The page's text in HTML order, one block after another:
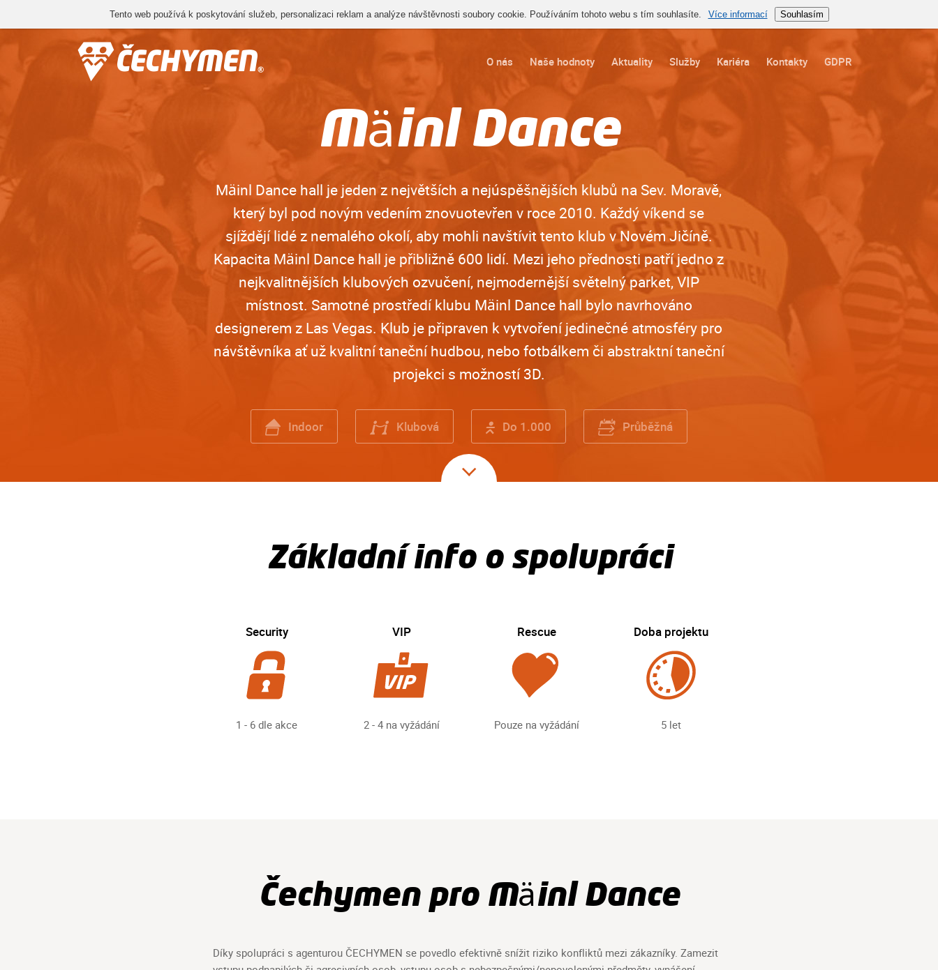
Tento web používá k poskytování služeb, personalizaci reklam a analýze návštěvnosti soubory cookie. Používáním tohoto webu s tím souhlasíte. Více informací Souhlasím
O nás Naše hodnoty Aktuality Služby Kariéra Kontakty GDPR
Mäinl Dance
Mäinl Dance hall je jeden z největších a nejúspěšnějších klubů na Sev. Moravě,
který byl pod novým vedením znovuotevřen v roce 2010. Každý víkend se
sjíždějí lidé z nemalého okolí, aby mohli navštívit tento klub v Novém Jičíně.
Kapacita Mäinl Dance hall je přibližně 600 lidí. Mezi jeho přednosti patří jedno z
nejkvalitnějších klubových ozvučení, nejmodernější světelný parket, VIP
místnost. Samotné prostředí klubu Mäinl Dance hall bylo navrhováno
designerem z Las Vegas. Klub je připraven k vytvoření jedinečné atmosféry pro
návštěvníka ať už kvalitní taneční hudbou, nebo fotbálkem či abstraktní taneční
projekci s možností 3D.
Indoor Klubová Do 1.000 Průběžná
Základní info o spolupráci
Security
1 - 6 dle akce
VIP
2 - 4 na vyžádání
Rescue
Pouze na vyžádání
Doba projektu
5 let
Čechymen pro Mäinl Dance
Díky spolupráci s agenturou ČECHYMEN se povedlo efektivně snížit riziko konfliktů mezi zákazníky. Zamezit